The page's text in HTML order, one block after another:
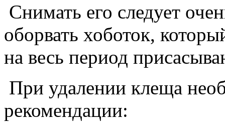
Снимать его следует
оборвать хоботок,
на весь период
При удалении клеща
рекомендации: